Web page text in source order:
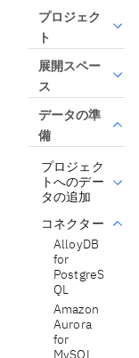
プロジェク
ト
展開スペー
ス
データの準
備
プロジェク
トへのデー
タの追加
コネクター
AlloyDB
for
PostgreS
QL
Amazon
Aurora
for
MySQL